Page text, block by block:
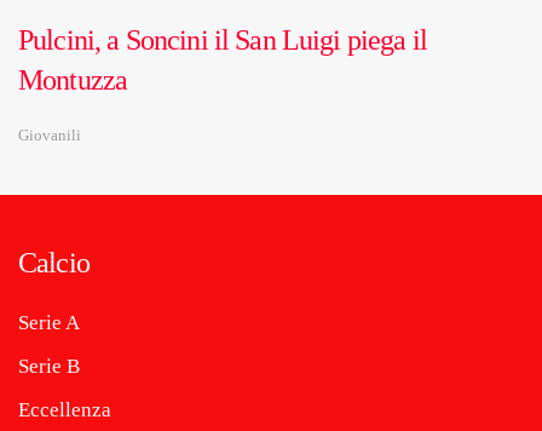
Pulcini, a Soncini il San Luigi piega il
Montuzza
Giovanili
Calcio
Serie A
Serie B
Eccellenza